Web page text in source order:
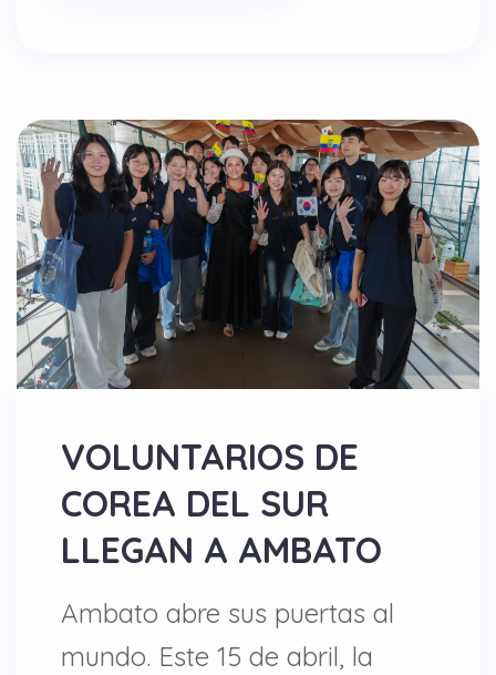
VOLUNTARIOS DE
COREA DEL SUR
LLEGAN A AMBATO
Ambato abre sus puertas al
mundo. Este 15 de abril, la